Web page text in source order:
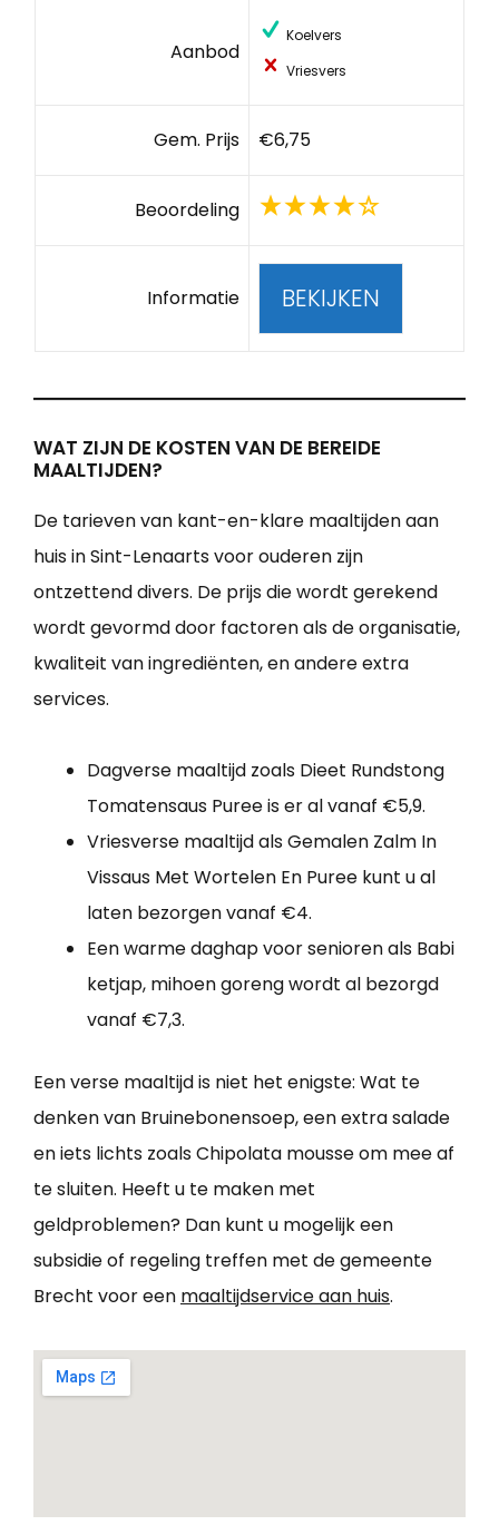
Aanbod
Koelvers
Vriesvers
Gem. Prijs €6,75
Beoordeling
Informatie BEKIJKEN
WAT ZIJN DE KOSTEN VAN DE BEREIDE
MAALTIJDEN?
De tarieven van kant-en-klare maaltijden aan
huis in Sint-Lenaarts voor ouderen zijn
ontzettend divers. De prijs die wordt gerekend
wordt gevormd door factoren als de organisatie,
kwaliteit van ingrediënten, en andere extra
services.
Dagverse maaltijd zoals Dieet Rundstong
Tomatensaus Puree is er al vanaf €5,9.
Vriesverse maaltijd als Gemalen Zalm In
Vissaus Met Wortelen En Puree kunt u al
laten bezorgen vanaf €4.
Een warme daghap voor senioren als Babi
ketjap, mihoen goreng wordt al bezorgd
vanaf €7,3.
Een verse maaltijd is niet het enigste: Wat te
denken van Bruinebonensoep, een extra salade
en iets lichts zoals Chipolata mousse om mee af
te sluiten. Heeft u te maken met
geldproblemen? Dan kunt u mogelijk een
subsidie of regeling treffen met de gemeente
Brecht voor een maaltijdservice aan huis.